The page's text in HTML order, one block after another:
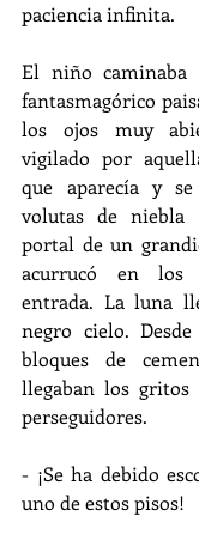
paciencia infinita.
El niño caminaba
fantasmagórico
los ojos muy
vigilado por
que aparecía y
volutas de niebla
portal de un
acurrucó en los
entrada. La luna
negro cielo.
bloques de
llegaban los gritos
perseguidores.
- ¡Se ha debido
uno de estos pisos!